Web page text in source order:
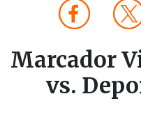
Marcador
vs.